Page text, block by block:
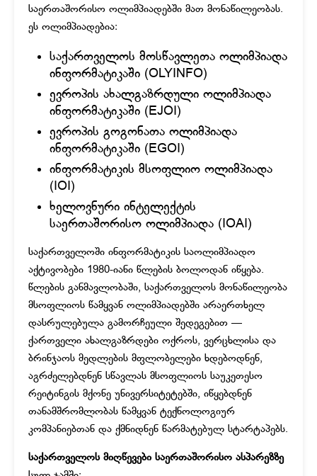
საერთაშორისო ოლიმპიადებში მათ მონაწილეობას.
ეს ოლიმპიადებია:
საქართველოს მოსწავლეთა ოლიმპიადა
ინფორმატიკაში (OLYINFO)
ევროპის ახალგაზრდული ოლიმპიადა
ინფორმატიკაში (EJOI)
ევროპის გოგონათა ოლიმპიადა
ინფორმატიკაში (EGOI)
ინფორმატიკის მსოფლიო ოლიმპიადა
(IOI)
ხელოვნური ინტელექტის
საერთაშორისო ოლიმპიადა (IOAI)
საქართველოში ინფორმატიკის საოლიმპიადო
აქტივობები 1980-იანი წლების ბოლოდან იწყება.
წლების განმავლობაში, საქართველოს მონაწილეობა
მსოფლიოს წამყვან ოლიმპიადებში არაერთხელ
დასრულებულა გამორჩეული შედეგებით —
ქართველი ახალგაზრდები ოქროს, ვერცხლისა და
ბრინჯაოს მედლების მფლობელები ხდებოდნენ,
აგრძელებდნენ სწავლას მსოფლიოს საუკეთესო
რეიტინგის მქონე უნივერსიტეტებში, იწყებდნენ
თანამშრომლობას წამყვან ტექნოლოგიურ
კომპანიებთან და ქმნიდნენ წარმატებულ სტარტაპებს.
საქართველოს მიღწევები საერთაშორისო ასპარეზზე